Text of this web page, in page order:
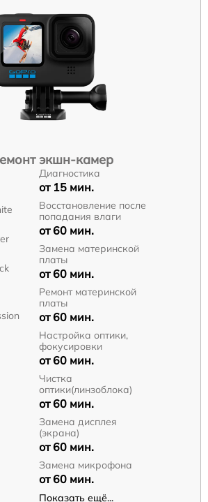
экшн-камер
Диагностика
от 15 мин.
Восстановление после
попадания влаги
от 60 мин.
Замена материнской
платы
от 60 мин.
Ремонт материнской
платы
от 60 мин.
Настройка оптики,
фокусировки
от 60 мин.
Чистка
оптики(линзоблока)
от 60 мин.
Замена дисплея
(экрана)
от 60 мин.
Замена микрофона
от 60 мин.
Показать ещё...